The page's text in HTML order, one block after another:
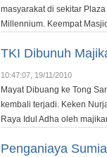
masyarakat di sekitar
Millennium. Keempat
TKI Dibunuh
10:47:07, 19/11/2010
Mayat Dibuang ke Tong
kembali terjadi. Keken
Raya Idul Adha oleh
Penganiaya